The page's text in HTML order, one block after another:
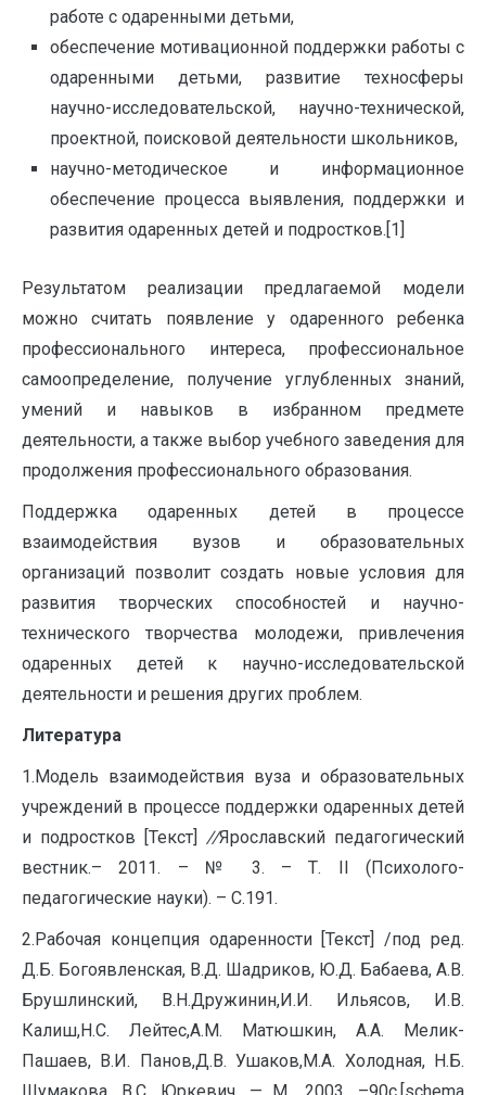
работе с одаренными детьми,
обеспечение мотивационной поддержки работы с
одаренными детьми, развитие техносферы
научно-исследовательской, научно-технической,
проектной, поисковой деятельности школьников,
научно-методическое и информационное
обеспечение процесса выявления, поддержки и
развития одаренных детей и подростков.[1]
Результатом реализации предлагаемой модели
можно считать появление у одаренного ребенка
профессионального интереса, профессиональное
самоопределение, получение углубленных знаний,
умений и навыков в избранном предмете
деятельности, а также выбор учебного заведения для
продолжения профессионального образования.
Поддержка одаренных детей в процессе
взаимодействия вузов и образовательных
организаций позволит создать новые условия для
развития творческих способностей и научно-
технического творчества молодежи, привлечения
одаренных детей к научно-исследовательской
деятельности и решения других проблем.
Литература
1.Модель взаимодействия вуза и образовательных
учреждений в процессе поддержки одаренных детей
и подростков [Текст] //Ярославский педагогический
вестник.– 2011. – № 3. – Т. II (Психолого-
педагогические науки). – С.191.
2.Рабочая концепция одаренности [Текст] /под ред.
Д.Б. Богоявленская, В.Д. Шадриков, Ю.Д. Бабаева, А.В.
Брушлинский, В.Н.Дружинин,И.И. Ильясов, И.В.
Калиш,Н.С. Лейтес,А.М. Матюшкин, А.А. Мелик-
Пашаев, В.И. Панов,Д.В. Ушаков,М.А. Холодная, Н.Б.
Шумакова, В.С. Юркевич. — М., 2003. –90с.[schema